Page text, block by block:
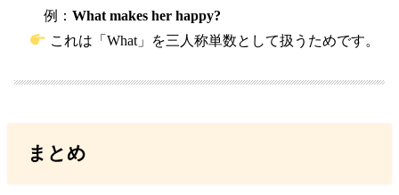
例： What makes her happy?
これは「What」を三人称単数として扱うためです。
まとめ